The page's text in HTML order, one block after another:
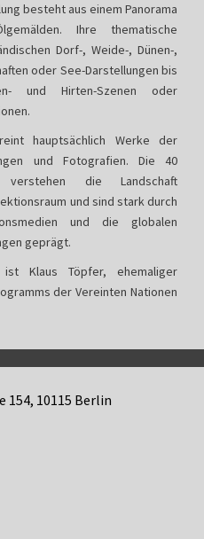
besteht aus einem Panorama
Ihre thematische
Dorf-, Weide-, Dünen-,
oder See-Darstellungen bis
und Hirten-Szenen oder
hauptsächlich Werke der
und Fotografien. Die 40
verstehen die Landschaft
und sind stark durch
und die globalen
geprägt.
Klaus Töpfer, ehemaliger
der Vereinten Nationen
10115 Berlin